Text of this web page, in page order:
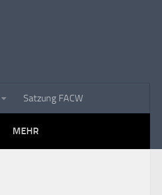
Satzung FACW
MEHR